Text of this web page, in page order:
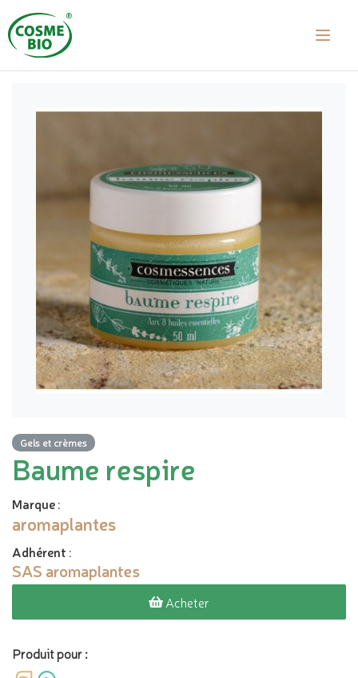
Gels et crèmes
Baume respire
Marque:
aromaplantes
Adhérent :
SAS aromaplantes
Acheter
Produit pour :